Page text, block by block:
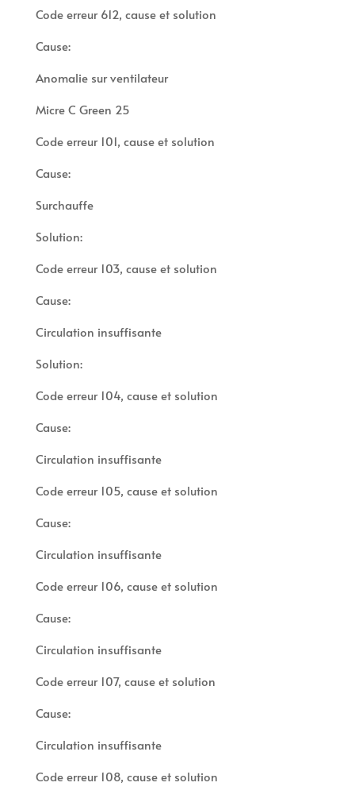
Code erreur 612, cause et solution
Cause:
Anomalie sur ventilateur
Micre C Green 25
Code erreur 101, cause et solution
Cause:
Surchauffe
Solution:
Code erreur 103, cause et solution
Cause:
Circulation insuffisante
Solution:
Code erreur 104, cause et solution
Cause:
Circulation insuffisante
Code erreur 105, cause et solution
Cause:
Circulation insuffisante
Code erreur 106, cause et solution
Cause:
Circulation insuffisante
Code erreur 107, cause et solution
Cause:
Circulation insuffisante
Code erreur 108, cause et solution